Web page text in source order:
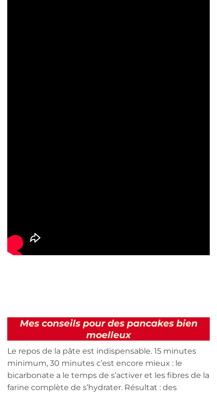
Mes conseils pour des pancakes bien
moelleux
Le repos de la pâte est indispensable. 15 minutes
minimum, 30 minutes c’est encore mieux : le
bicarbonate a le temps de s’activer et les fibres de la
farine complète de s’hydrater. Résultat : des